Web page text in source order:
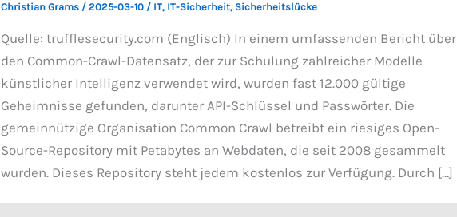
Christian Grams / 2025-03-10 / IT, IT-Sicherheit, Sicherheitslücke
Quelle: trufflesecurity.com (Englisch) In einem umfassenden Bericht über
den Common-Crawl-Datensatz, der zur Schulung zahlreicher Modelle
künstlicher Intelligenz verwendet wird, wurden fast 12.000 gültige
Geheimnisse gefunden, darunter API-Schlüssel und Passwörter. Die
gemeinnützige Organisation Common Crawl betreibt ein riesiges Open-
Source-Repository mit Petabytes an Webdaten, die seit 2008 gesammelt
wurden. Dieses Repository steht jedem kostenlos zur Verfügung. Durch […]